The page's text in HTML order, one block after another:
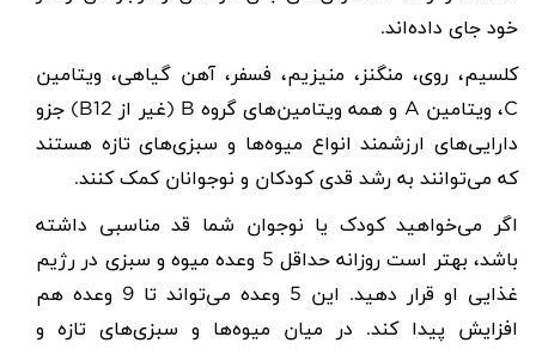
خود جای داده‌اند.
کلسیم، روی، منگنز، منیزیم، فسفر، آهن گیاهی، ویتامین
C، ویتامین A و همه ویتامین‌های گروه B (غیر از B12) جزو
دارایی‌های ارزشمند انواع میوه‌ها و سبزی‌های تازه هستند
که می‌توانند به رشد قدی کودکان و نوجوانان کمک کنند.
اگر می‌خواهید کودک یا نوجوان شما قد مناسبی داشته
باشد، بهتر است روزانه حداقل 5 وعده میوه و سبزی در رژیم
غذایی او قرار دهید. این 5 وعده می‌تواند تا 9 وعده هم
افزایش پیدا کند. در میان میوه‌ها و سبزی‌های تازه و